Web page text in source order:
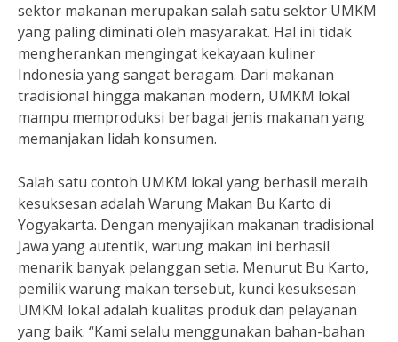
sektor makanan merupakan salah satu sektor UMKM
yang paling diminati oleh masyarakat. Hal ini tidak
mengherankan mengingat kekayaan kuliner
Indonesia yang sangat beragam. Dari makanan
tradisional hingga makanan modern, UMKM lokal
mampu memproduksi berbagai jenis makanan yang
memanjakan lidah konsumen.
Salah satu contoh UMKM lokal yang berhasil meraih
kesuksesan adalah Warung Makan Bu Karto di
Yogyakarta. Dengan menyajikan makanan tradisional
Jawa yang autentik, warung makan ini berhasil
menarik banyak pelanggan setia. Menurut Bu Karto,
pemilik warung makan tersebut, kunci kesuksesan
UMKM lokal adalah kualitas produk dan pelayanan
yang baik. “Kami selalu menggunakan bahan-bahan